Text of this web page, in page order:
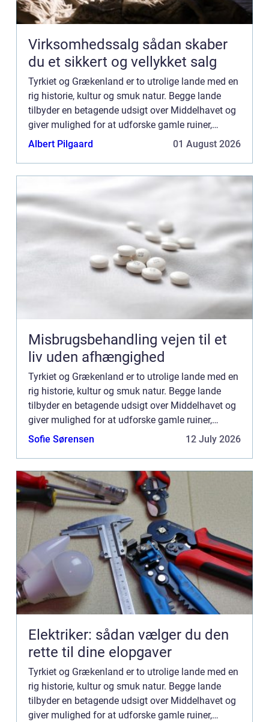
Virksomhedssalg sådan skaber
du et sikkert og vellykket salg
Tyrkiet og Grækenland er to utrolige lande med en
rig historie, kultur og smuk natur. Begge lande
tilbyder en betagende udsigt over Middelhavet og
giver mulighed for at udforske gamle ruiner,
monumenter og arkæologiske steder. Fra den
Albert Pilgaard 01 August 2026
Misbrugsbehandling vejen til et
liv uden afhængighed
Tyrkiet og Grækenland er to utrolige lande med en
rig historie, kultur og smuk natur. Begge lande
tilbyder en betagende udsigt over Middelhavet og
giver mulighed for at udforske gamle ruiner,
monumenter og arkæologiske steder. Fra den
Sofie Sørensen 12 July 2026
Elektriker: sådan vælger du den
rette til dine elopgaver
Tyrkiet og Grækenland er to utrolige lande med en
rig historie, kultur og smuk natur. Begge lande
tilbyder en betagende udsigt over Middelhavet og
giver mulighed for at udforske gamle ruiner,